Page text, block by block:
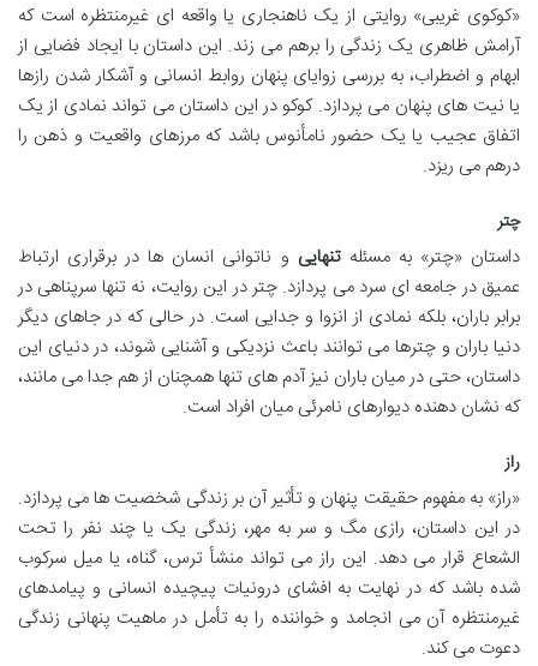
«کوکوی غریبی» روایتی از یک ناهنجاری یا واقعه ای غیرمنتظره است که
آرامش ظاهری یک زندگی را برهم می زند. این داستان با ایجاد فضایی از
ابهام و اضطراب، به بررسی زوایای پنهان روابط انسانی و آشکار شدن رازها
یا نیت های پنهان می پردازد. کوکو در این داستان می تواند نمادی از یک
اتفاق عجیب یا یک حضور نامأنوس باشد که مرزهای واقعیت و ذهن را
درهم می ریزد.
چتر
داستان «چتر» به مسئلهتنهایی و ناتوانی انسان ها در برقراری ارتباط
عمیق در جامعه ای سرد می پردازد. چتر در این روایت، نه تنها سرپناهی در
برابر باران، بلکه نمادی از انزوا و جدایی است. در حالی که در جاهای دیگر
دنیا باران و چترها می توانند باعث نزدیکی و آشنایی شوند، در دنیای این
داستان، حتی در میان باران نیز آدم های تنها همچنان از هم جدا می مانند،
که نشان دهنده دیوارهای نامرئی میان افراد است.
راز
«راز» به مفهوم حقیقت پنهان و تأثیر آن بر زندگی شخصیت ها می پردازد.
در این داستان، رازی مگ و سر به مهر، زندگی یک یا چند نفر را تحت
الشعاع قرار می دهد. این راز می تواند منشأ ترس، گناه، یا میل سرکوب
شده باشد که در نهایت به افشای درونیات پیچیده انسانی و پیامدهای
غیرمنتظره آن می انجامد و خواننده را به تأمل در ماهیت پنهانی زندگی
دعوت می کند.